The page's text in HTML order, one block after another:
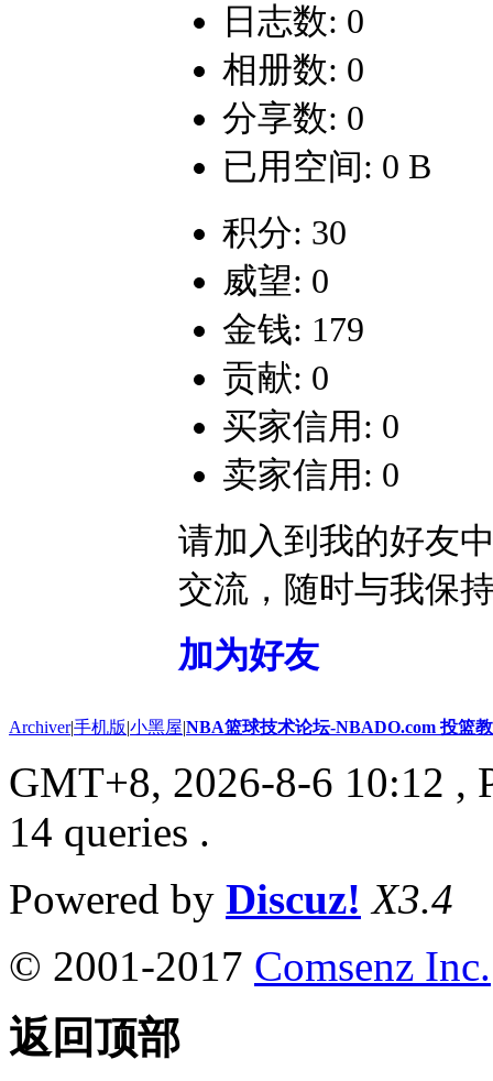
日志数: 0
相册数: 0
分享数: 0
已用空间: 0 B
积分: 30
威望: 0
金钱: 179
贡献: 0
买家信用: 0
卖家信用: 0
请加入到我的好友
交流，随时与我保
加为好友
Archiver|手机版|小黑屋|NBA篮球技术论坛-NBADO.com 投篮
GMT+8, 2026-8-6 10:12 ,
14 queries .
Powered by Discuz! X3.4
© 2001-2017 Comsenz Inc.
返回顶部